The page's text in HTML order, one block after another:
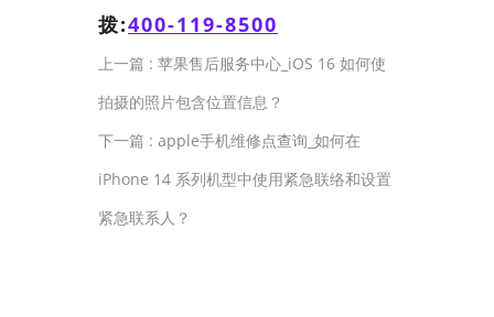
拨:400-119-8500
上一篇 : 苹果售后服务中心_iOS 16 如何使
拍摄的照片包含位置信息？
下一篇 : apple手机维修点查询_如何在
iPhone 14 系列机型中使用紧急联络和设置
紧急联系人？